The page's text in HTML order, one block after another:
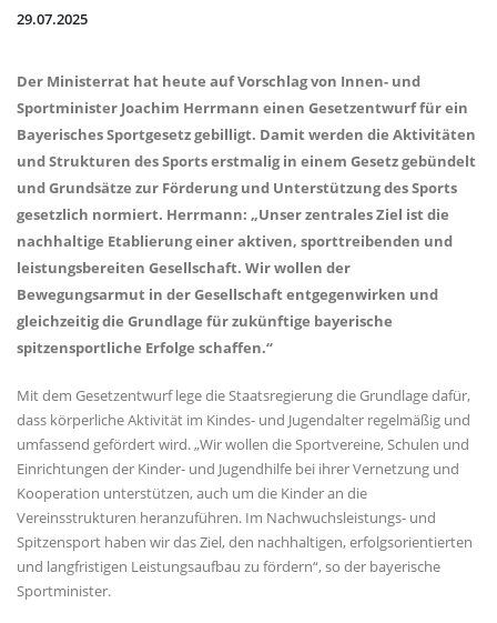
29.07.2025
Der Ministerrat hat heute auf Vorschlag von Innen- und
Sportminister Joachim Herrmann einen Gesetzentwurf für ein
Bayerisches Sportgesetz gebilligt. Damit werden die Aktivitäten
und Strukturen des Sports erstmalig in einem Gesetz gebündelt
und Grundsätze zur Förderung und Unterstützung des Sports
gesetzlich normiert. Herrmann: „Unser zentrales Ziel ist die
nachhaltige Etablierung einer aktiven, sporttreibenden und
leistungsbereiten Gesellschaft. Wir wollen der
Bewegungsarmut in der Gesellschaft entgegenwirken und
gleichzeitig die Grundlage für zukünftige bayerische
spitzensportliche Erfolge schaffen.“
Mit dem Gesetzentwurf lege die Staatsregierung die Grundlage dafür,
dass körperliche Aktivität im Kindes- und Jugendalter regelmäßig und
umfassend gefördert wird. „Wir wollen die Sportvereine, Schulen und
Einrichtungen der Kinder- und Jugendhilfe bei ihrer Vernetzung und
Kooperation unterstützen, auch um die Kinder an die
Vereinsstrukturen heranzuführen. Im Nachwuchsleistungs- und
Spitzensport haben wir das Ziel, den nachhaltigen, erfolgsorientierten
und langfristigen Leistungsaufbau zu fördern“, so der bayerische
Sportminister.